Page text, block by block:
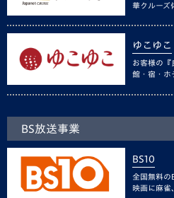
華クルーズ
ゆこゆこ
お客様の『
館・宿・ホ
BS放送事業
BS10
全国無料の
映画に麻雀